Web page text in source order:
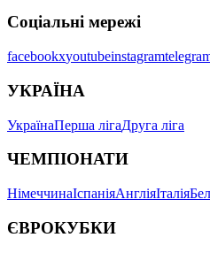
Соціальні мережі
facebookxyoutubeinstagram
УКРАЇНА
УкраїнаПерша лігаДруга ліга
ЧЕМПІОНАТИ
НімеччинаІспаніяАнгліяІталія
ЄВРОКУБКИ